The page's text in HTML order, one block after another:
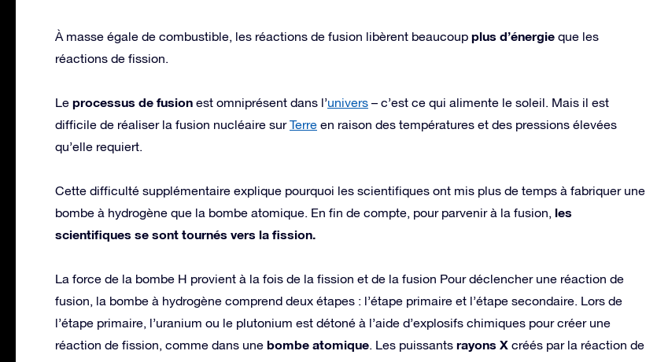
À masse égale de combustible, les réactions de fusion libèrent beaucoup plus d’énergie que les
réactions de fission.
Le processus de fusion est omniprésent dans l’univers – c’est ce qui alimente le soleil. Mais il est
difficile de réaliser la fusion nucléaire surTerre en raison des températures et des pressions élevées
qu’elle requiert.
Cette difficulté supplémentaire explique pourquoi les scientifiques ont mis plus de temps à fabriquer une
bombe à hydrogène que la bombe atomique. En fin de compte, pour parvenir à la fusion, les
scientifiques se sont tournés vers la fission.
La force de la bombe H provient à la fois de la fission et de la fusion Pour déclencher une réaction de
fusion, la bombe à hydrogène comprend deux étapes : l’étape primaire et l’étape secondaire. Lors de
l’étape primaire, l’uranium ou le plutonium est détoné à l’aide d’explosifs chimiques pour créer une
réaction de fission, comme dans une bombe atomique. Les puissants rayons X créés par la réaction de